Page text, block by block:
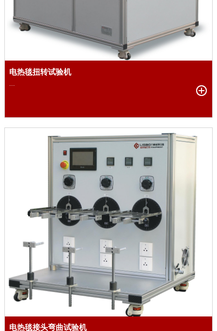
电热毯扭转试验机
电热毯接头弯曲试验机